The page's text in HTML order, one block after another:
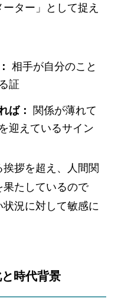
ター」として捉え
相手が自分のこと
証
ば：
関係が薄れて
迎えているサイン
拶を超え、人間関
たしているので
況に対して敏感に
時代背景